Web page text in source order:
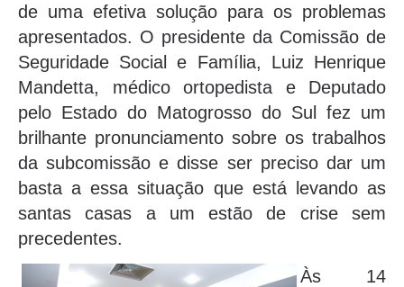
de uma efetiva solução para os problemas
apresentados. O presidente da Comissão de
Seguridade Social e Família, Luiz Henrique
Mandetta, médico ortopedista e Deputado
pelo Estado do Matogrosso do Sul fez um
brilhante pronunciamento sobre os trabalhos
da subcomissão e disse ser preciso dar um
basta a essa situação que está levando as
santas casas a um estão de crise sem
precedentes.
Às 14